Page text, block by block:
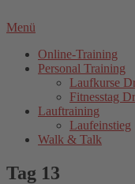
Menü
Online-Training
Personal Training
Laufkurse
Fitnesstag
Lauftraining
Laufeinstieg
Walk & Talk
Tag 13